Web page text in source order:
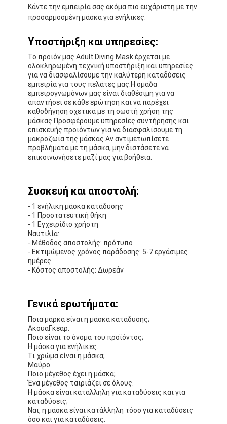
Σχετικά με εμάς
Έλεγχος ποιότητας
Επικοινωνήστε μαζί μας
Ειδήσεις
Υποθέσεις
Παιδικό κιτ κατάδυσης
Σνόρκελ κατάδυσης
Πλυκάκια
Σετ μάσκας για καταδύσεις
Κάντε την εμπειρία σας ακόμα πιο ευχάριστη με την
προσαρμοσμένη μάσκα για ενήλικες.
Υποστήριξη και υπηρεσίες:
Το προϊόν μας Adult Diving Mask έρχεται με
ολοκληρωμένη τεχνική υποστήριξη και υπηρεσίες
για να διασφαλίσουμε την καλύτερη καταδύσεις
εμπειρία για τους πελάτες μας.Η ομάδα
εμπειρογνωμόνων μας είναι διαθέσιμη για να
απαντήσει σε κάθε ερώτηση και να παρέχει
καθοδήγηση σχετικά με τη σωστή χρήση της
μάσκας.Προσφέρουμε υπηρεσίες συντήρησης και
επισκευής προϊόντων για να διασφαλίσουμε τη
μακροζωία της μάσκας.Αν αντιμετωπίσετε
προβλήματα με τη μάσκα, μην διστάσετε να
επικοινωνήσετε μαζί μας για βοήθεια.
Συσκευή και αποστολή:
- 1 ενήλικη μάσκα κατάδυσης
- 1 Προστατευτική θήκη
- 1 Εγχειρίδιο χρήστη
Ναυτιλία:
- Μέθοδος αποστολής: πρότυπο
- Εκτιμώμενος χρόνος παράδοσης: 5-7 εργάσιμες
ημέρες
- Κόστος αποστολής: Δωρεάν
Γενικά ερωτήματα:
Ποια μάρκα είναι η μάσκα κατάδυσης;
ΑκουαΓκεαρ.
Ποιο είναι το όνομα του προϊόντος;
Η μάσκα για ενήλικες.
Τι χρώμα είναι η μάσκα;
Μαύρο.
Ποιο μέγεθος έχει η μάσκα;
Ένα μέγεθος ταιριάζει σε όλους.
Η μάσκα είναι κατάλληλη για καταδύσεις και για
καταδύσεις;
Ναι, η μάσκα είναι κατάλληλη τόσο για καταδύσεις
όσο και για καταδύσεις.